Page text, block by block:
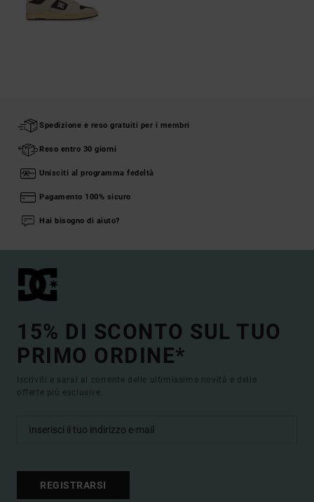
Spedizione e reso gratuiti per i membri
Reso entro 30 giorni
Unisciti al programma fedeltà
Pagamento 100% sicuro
Hai bisogno di aiuto?
15% DI SCONTO SUL TUO
PRIMO ORDINE*
Iscriviti e sarai al corrente delle ultimissime novità e delle
offerte più esclusive.
REGISTRARSI